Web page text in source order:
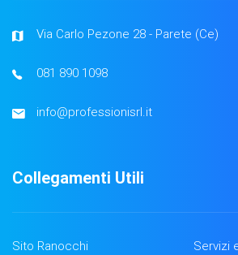
Via Carlo Pezone 28 - Parete (Ce)
081 890 1098
info@professionisrl.it
Collegamenti Utili
Sito Ranocchi Servizi